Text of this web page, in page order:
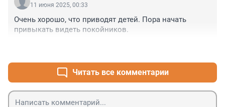
11 июня 2025, 00:33
Очень хорошо, что приводят детей. Пора начать
привыкать видеть покойников.
Читать все комментарии